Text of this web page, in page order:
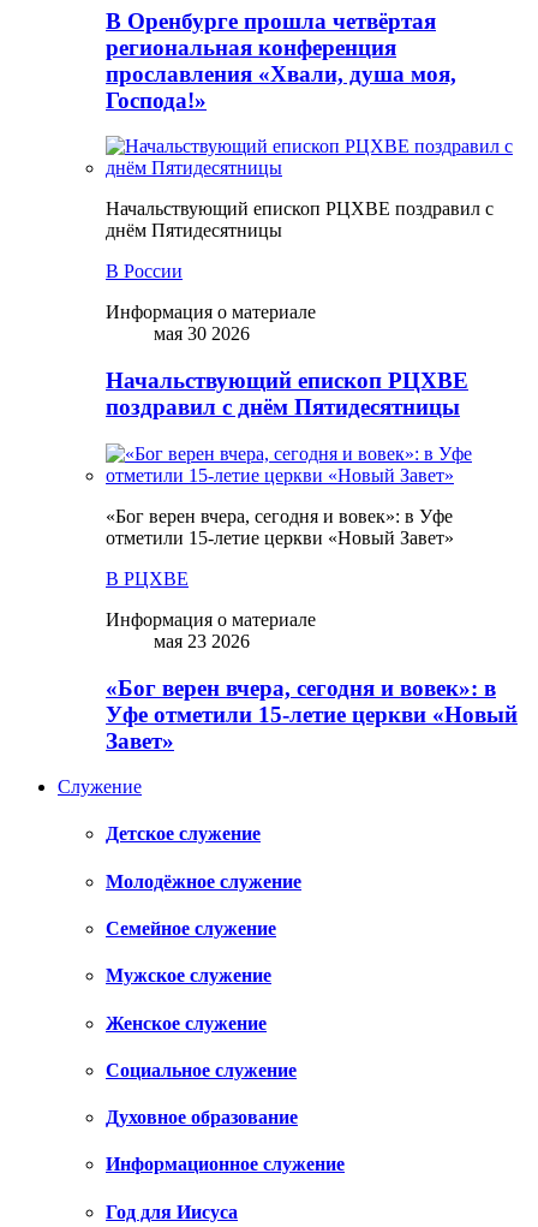
В Оренбурге прошла четвёртая
региональная конференция
прославления «Хвали, душа моя,
Господа!»
Начальствующий епископ РЦХВЕ поздравил с
днём Пятидесятницы
В России
Информация о материале
мая 30 2026
Начальствующий епископ РЦХВЕ
поздравил с днём Пятидесятницы
«Бог верен вчера, сегодня и вовек»: в Уфе
отметили 15-летие церкви «Новый Завет»
В РЦХВЕ
Информация о материале
мая 23 2026
«Бог верен вчера, сегодня и вовек»: в
Уфе отметили 15-летие церкви «Новый
Завет»
Служение
Детское служение
Молодёжное служение
Семейное служение
Мужское служение
Женское служение
Социальное служение
Духовное образование
Информационное служение
Год для Иисуса